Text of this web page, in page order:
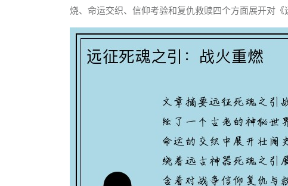
烧、命运交织、信仰考验和复仇救赎四个方面展开对《